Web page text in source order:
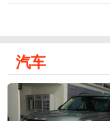
汽车